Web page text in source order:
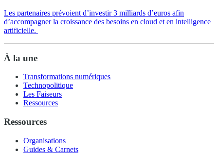
Les partenaires prévoient d’investir 3 milliards d’euros afin
d’accompagner la croissance des besoins en cloud et en intelligence
artificielle.
À la une
Transformations numériques
Technopolitique
Les Faiseurs
Ressources
Ressources
Organisations
Guides & Carnets